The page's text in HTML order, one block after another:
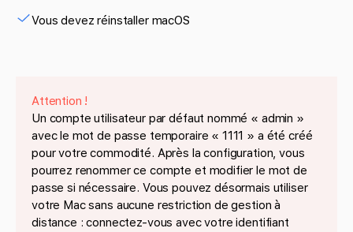
Vous devez réinstaller macOS
Attention !
Un compte utilisateur par défaut nommé « admin »
avec le mot de passe temporaire « 1111 » a été créé
pour votre commodité. Après la configuration, vous
pourrez renommer ce compte et modifier le mot de
passe si nécessaire. Vous pouvez désormais utiliser
votre Mac sans aucune restriction de gestion à
distance : connectez-vous avec votre identifiant